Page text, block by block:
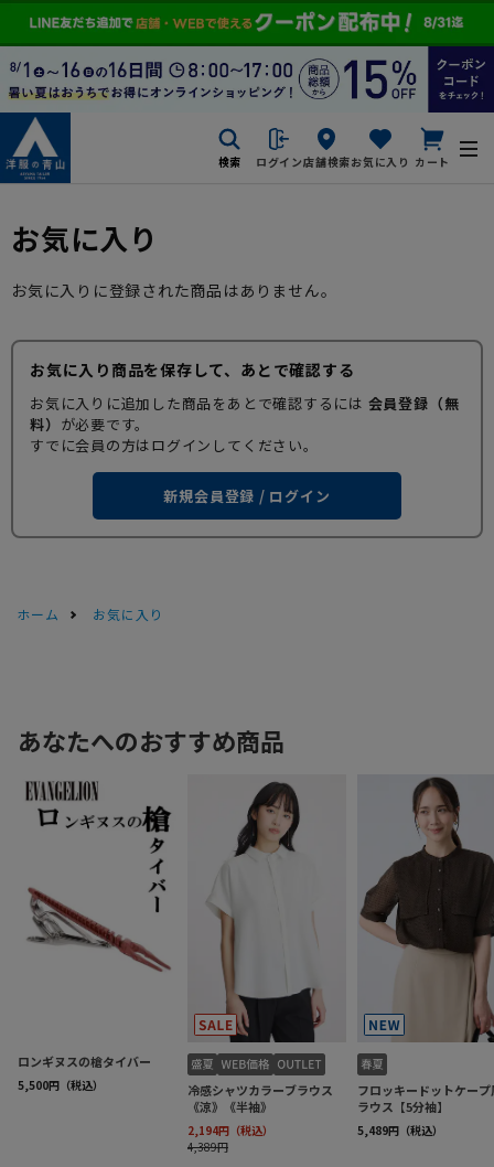
検索 ログイン店舗検索お気に入り カート
お気に入り
お気に入りに登録された商品はありません。
お気に入り商品を保存して、あとで確認する
お気に入りに追加した商品をあとで確認するには 会員登録（無
料） が必要です。
すでに会員の方はログインしてください。
新規会員登録 / ログイン
ホーム お気に入り